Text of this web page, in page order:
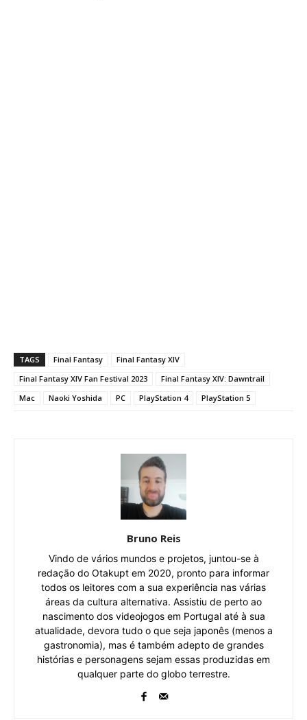
TAGS Final Fantasy
Final Fantasy XIV
Final Fantasy XIV Fan Festival 2023
Final Fantasy XIV: Dawntrail
Mac
Naoki Yoshida PC PlayStation 4 PlayStation 5
Bruno Reis
Vindo de vários mundos e projetos, juntou-se à
redação do Otakupt em 2020, pronto para informar
todos os leitores com a sua experiência nas várias
áreas da cultura alternativa. Assistiu de perto ao
nascimento dos videojogos em Portugal até à sua
atualidade, devora tudo o que seja japonês (menos a
gastronomia), mas é também adepto de grandes
histórias e personagens sejam essas produzidas em
qualquer parte do globo terrestre.